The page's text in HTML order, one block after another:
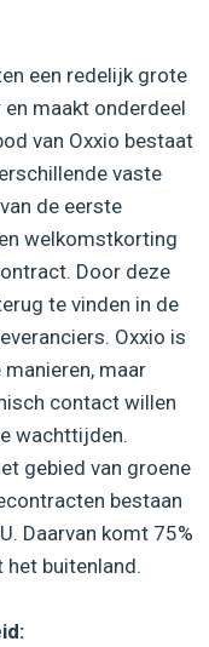
een redelijk grote
maakt onderdeel
van Oxxio bestaat
vaste
de eerste
welkomstkorting
Door deze
te vinden in de
Oxxio is
maar
contact willen
wachttijden.
gebied van groene
bestaan
Daarvan komt 75%
het buitenland.